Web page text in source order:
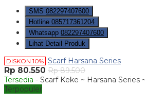
SMS 082297407600
Hotline 085717361204
Whatsapp 082297407600
Lihat Detail Produk
DISKON 10% Scarf Harsana Series
Rp 80.550 Rp 89.500
Tersedia - Scarf Keke ~ Harsana Series ~
Terpopuler